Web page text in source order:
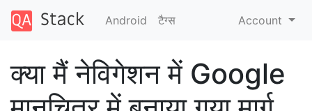
Android टैग्‍स Account
क्या मैं नेविगेशन में Google